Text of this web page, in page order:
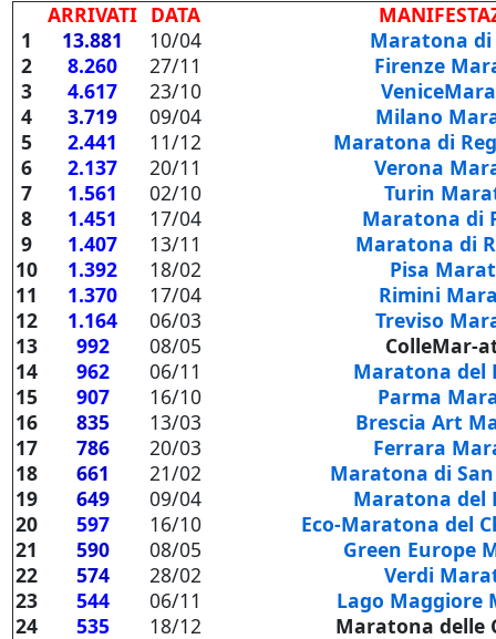
ARRIVATI DATA
1
13.881 10/04
Maratona di
2
8.260 27/11
Firenze
3
4.617 23/10
4
3.719 09/04
Milano
5
2.441 11/12
Maratona di
6
2.137 20/11
Verona
7
1.561 02/10
Turin
8
1.451 17/04
Maratona di
9
1.407 13/11
Maratona di
10
1.392 18/02
Pisa
11
1.370 17/04
Rimini
12
1.164 06/03
Treviso
13
992 08/05
ColleMar-
14
962 06/11
Maratona del
15
907 16/10
Parma
16
835 13/03
Brescia Art
17
786 20/03
Ferrara
18
661 21/02
Maratona di
19
649 09/04
Maratona del
20
597 16/10
Eco-Maratona del
21
590 08/05
Green Europe
22
574 28/02
Verdi
23
544 06/11
Lago Maggiore
24
535 18/12
Maratona delle